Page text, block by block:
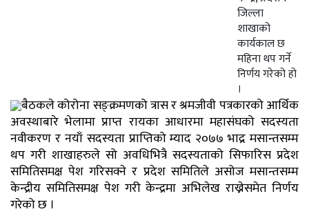
जिल्ला
शाखाको
कार्यकाल छ
महिना थप गर्ने
निर्णय गरेको हो
।
बैठकले कोरोना सङ्क्रमणको त्रास र श्रमजीवी पत्रकारको आर्थिक
अवस्थाबारे भेलामा प्राप्त रायका आधारमा महासंघको सदस्यता
नवीकरण र नयाँ सदस्यता प्राप्तिको म्याद २०७७ भाद्र मसान्तसम्म
थप गरी शाखाहरुले सो अवधिभित्रै सदस्यताको सिफारिस प्रदेश
समितिसमक्ष पेश गरिसक्ने र प्रदेश समितिले असोज मसान्तसम्म
केन्द्रीय समितिसमक्ष पेश गरी केन्द्रमा अभिलेख राख्नेसमेत निर्णय
गरेको छ ।